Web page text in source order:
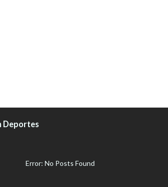
Deportes
Error: No Posts Found